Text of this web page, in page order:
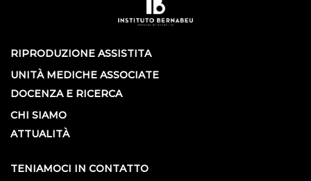
RIPRODUZIONE ASSISTITA
UNITÀ MEDICHE ASSOCIATE
DOCENZA E RICERCA
CHI SIAMO
ATTUALITÀ
TENIAMOCI IN CONTATTO